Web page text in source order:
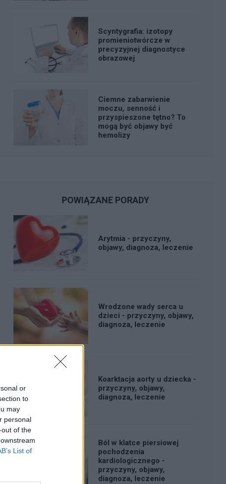
or
to
may
personal
of the
List of
Scyntygrafia: izotopy
promieniotwórcze w
precyzyjnej diagnostyce
obrazowej
Ciemne zabarwienie
moczu, senność i
przyspieszone tętno? To
mogą być objawy być
hemolizy
POWIĄZANE PORADY
Arytmia - przyczyny,
objawy, diagnoza, leczenie
Wrodzone wady serca u
dzieci - przyczyny, objawy,
diagnoza, leczenie
Koarktacja aorty u dziecka -
przyczyny, objawy,
diagnoza, leczenie
Ból w klatce piersiowej
pochodzenia
kardiologicznego -
przyczyny, objawy,
diagnoza, leczenie